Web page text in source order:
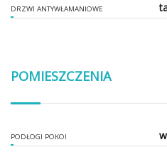
DRZWI ANTYWŁAMANIOWE
POMIESZCZENIA
PODŁOGI POKOI